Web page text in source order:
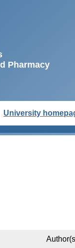
Pharmacy
University